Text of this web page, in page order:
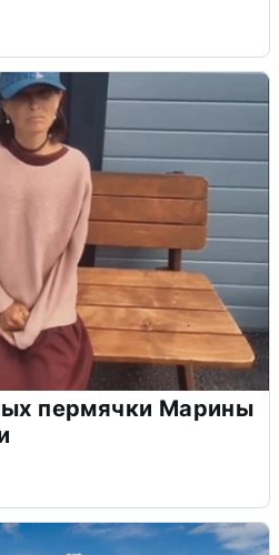
пермячки Марины